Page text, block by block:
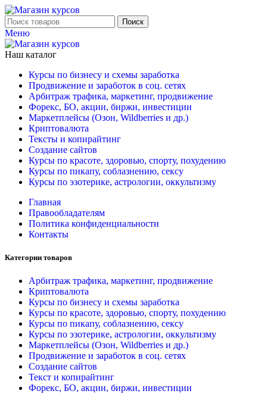
Поиск
Меню
Наш каталог
Курсы по бизнесу и схемы заработка
Продвижение и заработок в соц. сетях
Арбитраж трафика, маркетинг, продвижение
Форекс, БО, акции, биржи, инвестиции
Маркетплейсы (Озон, Wildberries и др.)
Криптовалюта
Тексты и копирайтинг
Создание сайтов
Курсы по красоте, здоровью, спорту, похудению
Курсы по пикапу, соблазнению, сексу
Курсы по эзотерике, астрологии, оккультизму
Главная
Правообладателям
Политика конфиденциальности
Контакты
Категории товаров
Арбитраж трафика, маркетинг, продвижение
Криптовалюта
Курсы по бизнесу и схемы заработка
Курсы по красоте, здоровью, спорту, похудению
Курсы по пикапу, соблазнению, сексу
Курсы по эзотерике, астрологии, оккультизму
Маркетплейсы (Озон, Wildberries и др.)
Продвижение и заработок в соц. сетях
Создание сайтов
Текст и копирайтинг
Форекс, БО, акции, биржи, инвестиции